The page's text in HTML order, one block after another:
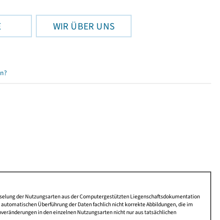
WIR ÜBER UNS
der Nutzungsarten aus der Computergestützten Liegenschaftsdokumentation
Überführung der Daten fachlich nicht korrekte Abbildungen, die im
in den einzelnen Nutzungsarten nicht nur aus tatsächlichen